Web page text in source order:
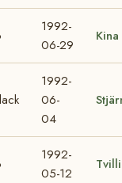
1992-
06-29
1992-
06-
04
1992-
05-12
Tvilli